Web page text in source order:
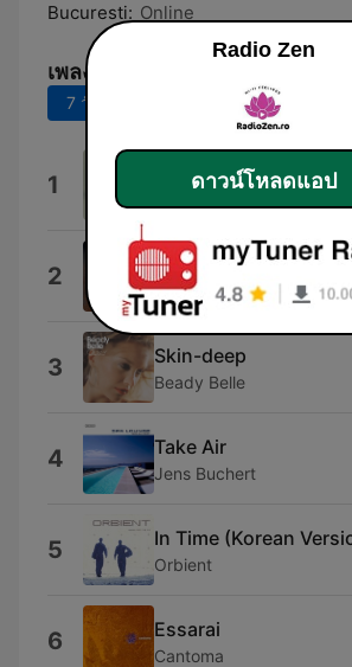
Bucuresti: Online
เพลงยอดนิยม
7 วันที่ผ่านมา 30 วันที่ผ่านมา
1 Maybe
2 Wild (feat. Colouring)
Massane
3 Skin-deep
Beady Belle
4 Take Air
Jens Buchert
5 In Time (Korean
Orbient
6 Essarai
Cantoma
Radio Zen
ดาวน์โหลดแอป